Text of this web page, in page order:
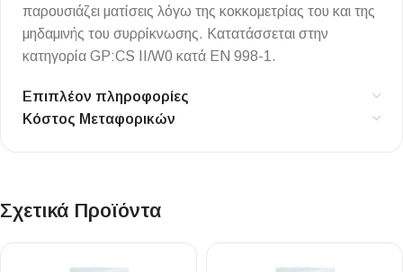
παρουσιάζει ματίσεις λόγω της κοκκομετρίας του και της
μηδαμινής του συρρίκνωσης. Κατατάσσεται στην
κατηγορία GP:CS II/W0 κατά ΕΝ 998-1.
Επιπλέον πληροφορίες
Κόστος Μεταφορικών
Σχετικά Προϊόντα